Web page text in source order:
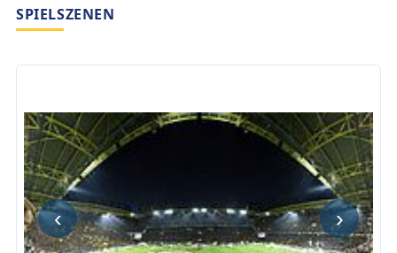
SPIELSZENEN
‹ ›